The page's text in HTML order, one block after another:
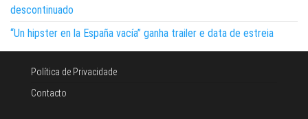
descontinuado
“Un hipster en la España vacía” ganha trailer e data de estreia
Política de Privacidade
Contacto